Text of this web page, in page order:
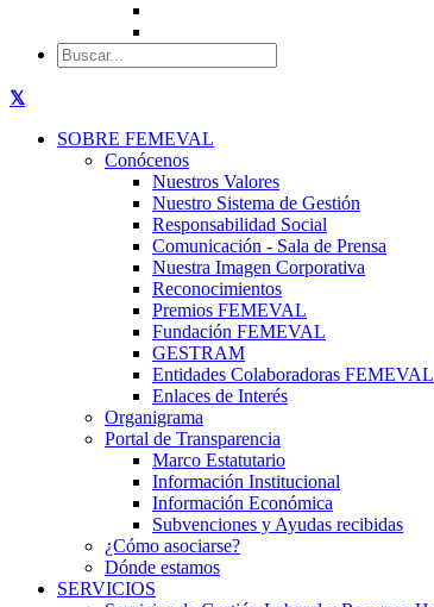
SOBRE FEMEVAL
Conócenos
Nuestros Valores
Nuestro Sistema de Gestión
Responsabilidad Social
Comunicación - Sala de Prensa
Nuestra Imagen Corporativa
Reconocimientos
Premios FEMEVAL
Fundación FEMEVAL
GESTRAM
Entidades Colaboradoras FEMEVAL
Enlaces de Interés
Organigrama
Portal de Transparencia
Marco Estatutario
Información Institucional
Información Económica
Subvenciones y Ayudas recibidas
¿Cómo asociarse?
Dónde estamos
SERVICIOS